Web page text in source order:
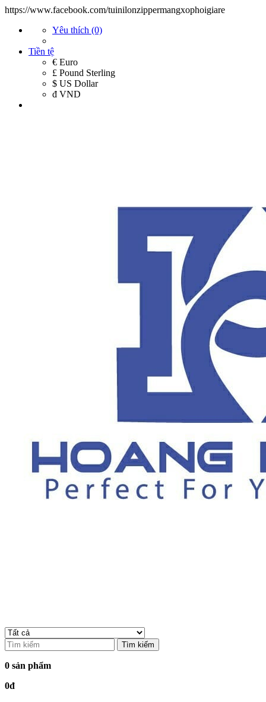
https://www.facebook.com/tuinilonzippermangxophoigiare
Yêu thích (0)
Tiền tệ
€ Euro
£ Pound Sterling
$ US Dollar
đ VND
Tìm kiếm
0 sản phẩm
0đ